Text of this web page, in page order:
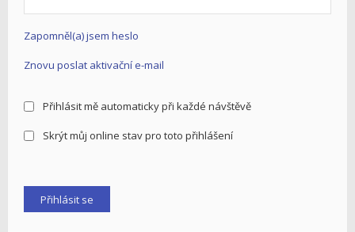
Zapomněl(a) jsem heslo
Znovu poslat aktivační e-mail
Přihlásit mě automaticky při každé návštěvě
Skrýt můj online stav pro toto přihlášení